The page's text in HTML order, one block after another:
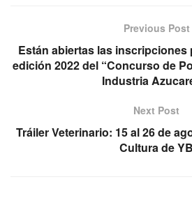
Previous Post
Están abiertas las inscripciones
edición 2022 del “Concurso de
Industria
Next Post
Tráiler Veterinario: 15 al 26 de
Cultura de YB